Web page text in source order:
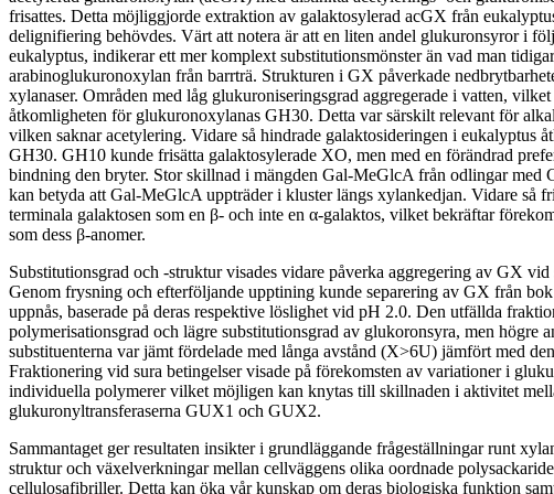
frisattes. Detta möjliggjorde extraktion av galaktosylerad acGX från
delignifiering behövdes. Värt att notera är att en liten andel glukuronsyror i
eukalyptus, indikerar ett mer komplext substitutionsmönster än vad man
arabinoglukuronoxylan från barrträ. Strukturen i GX påverkade
xylanaser. Områden med låg glukuroniseringsgrad aggregerade i vatten,
åtkomligheten för glukuronoxylanas GH30. Detta var särskilt relevant för
vilken saknar acetylering. Vidare så hindrade galaktosideringen i eukalyptus
GH30. GH10 kunde frisätta galaktosylerade XO, men med en förändrad
bindning den bryter. Stor skillnad i mängden Gal-MeGlcA från odlingar med
kan betyda att Gal-MeGlcA uppträder i kluster längs xylankedjan. Vidare så
terminala galaktosen som en β- och inte en α-galaktos, vilket bekräftar
som dess β-anomer.
Substitutionsgrad och -struktur visades vidare påverka aggregering av GX
Genom frysning och efterföljande upptining kunde separering av GX från
uppnås, baserade på deras respektive löslighet vid pH 2.0. Den utfällda
polymerisationsgrad och lägre substitutionsgrad av glukoronsyra, men högre
substituenterna var jämt fördelade med långa avstånd (X>6U) jämfört med
Fraktionering vid sura betingelser visade på förekomsten av variationer i
individuella polymerer vilket möjligen kan knytas till skillnaden i aktivitet
glukuronyltransferaserna GUX1 och GUX2.
Sammantaget ger resultaten insikter i grundläggande frågeställningar runt
struktur och växelverkningar mellan cellväggens olika oordnade
cellulosafibriller. Detta kan öka vår kunskap om deras biologiska funktion